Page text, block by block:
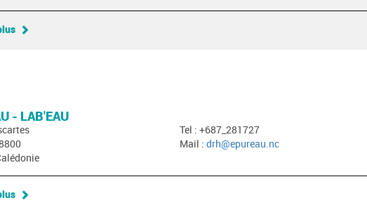
- LAB'EAU
Tel : +687_281727
Mail : drh@epureau.nc